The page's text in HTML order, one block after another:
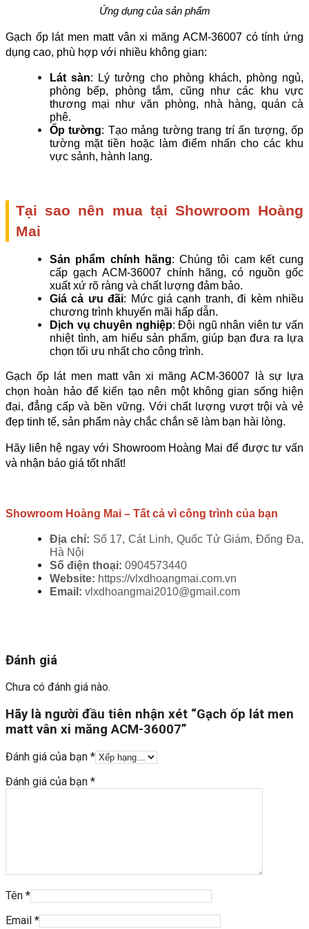
Ứng dụng của sản phẩm
Gạch ốp lát men matt vân xi măng ACM-36007 có tính ứng
dụng cao, phù hợp với nhiều không gian:
Lát sàn: Lý tưởng cho phòng khách, phòng ngủ,
phòng bếp, phòng tắm, cũng như các khu vực
thương mại như văn phòng, nhà hàng, quán cà
phê.
Ốp tường: Tạo mảng tường trang trí ấn tượng, ốp
tường mặt tiền hoặc làm điểm nhấn cho các khu
vực sảnh, hành lang.
Tại sao nên mua tại Showroom Hoàng
Mai
Sản phẩm chính hãng: Chúng tôi cam kết cung
cấp gạch ACM-36007 chính hãng, có nguồn gốc
xuất xứ rõ ràng và chất lượng đảm bảo.
Giá cả ưu đãi: Mức giá cạnh tranh, đi kèm nhiều
chương trình khuyến mãi hấp dẫn.
Dịch vụ chuyên nghiệp: Đội ngũ nhân viên tư vấn
nhiệt tình, am hiểu sản phẩm, giúp bạn đưa ra lựa
chọn tối ưu nhất cho công trình.
Gạch ốp lát men matt vân xi măng ACM-36007 là sự lựa
chọn hoàn hảo để kiến tạo nên một không gian sống hiện
đại, đẳng cấp và bền vững. Với chất lượng vượt trội và vẻ
đẹp tinh tế, sản phẩm này chắc chắn sẽ làm bạn hài lòng.
Hãy liên hệ ngay với Showroom Hoàng Mai để được tư vấn
và nhận báo giá tốt nhất!
Showroom Hoàng Mai – Tất cả vì công trình của bạn
Địa chỉ: Số 17, Cát Linh, Quốc Tử Giám, Đống Đa,
Hà Nội
Số điện thoại: 0904573440
Website: https://vlxdhoangmai.com.vn
Email: vlxdhoangmai2010@gmail.com
Đánh giá
Chưa có đánh giá nào.
Hãy là người đầu tiên nhận xét “Gạch ốp lát men
matt vân xi măng ACM-36007”
Đánh giá của bạn *
Đánh giá của bạn *
Tên *
Email *